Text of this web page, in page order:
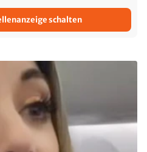
schalten